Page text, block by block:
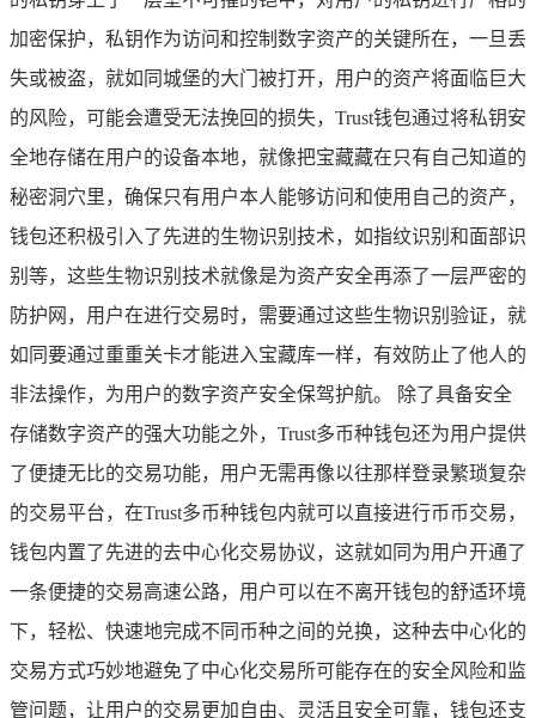
加密保护，私钥作为访问和控制数字资产的关键所在，一旦丢
失或被盗，就如同城堡的大门被打开，用户的资产将面临巨大
的风险，可能会遭受无法挽回的损失，Trust钱包通过将私钥安
全地存储在用户的设备本地，就像把宝藏藏在只有自己知道的
秘密洞穴里，确保只有用户本人能够访问和使用自己的资产，
钱包还积极引入了先进的生物识别技术，如指纹识别和面部识
别等，这些生物识别技术就像是为资产安全再添了一层严密的
防护网，用户在进行交易时，需要通过这些生物识别验证，就
如同要通过重重关卡才能进入宝藏库一样，有效防止了他人的
非法操作，为用户的数字资产安全保驾护航。 除了具备安全
存储数字资产的强大功能之外，Trust多币种钱包还为用户提供
了便捷无比的交易功能，用户无需再像以往那样登录繁琐复杂
的交易平台，在Trust多币种钱包内就可以直接进行币币交易，
钱包内置了先进的去中心化交易协议，这就如同为用户开通了
一条便捷的交易高速公路，用户可以在不离开钱包的舒适环境
下，轻松、快速地完成不同币种之间的兑换，这种去中心化的
交易方式巧妙地避免了中心化交易所可能存在的安全风险和监
管问题，让用户的交易更加自由、灵活且安全可靠，钱包还支